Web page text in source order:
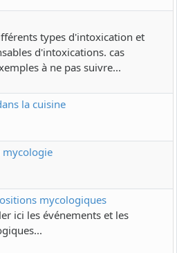
types d'intoxication et
d'intoxications. cas
à ne pas suivre...
la cuisine
mycologie
mycologiques
ici les événements et les